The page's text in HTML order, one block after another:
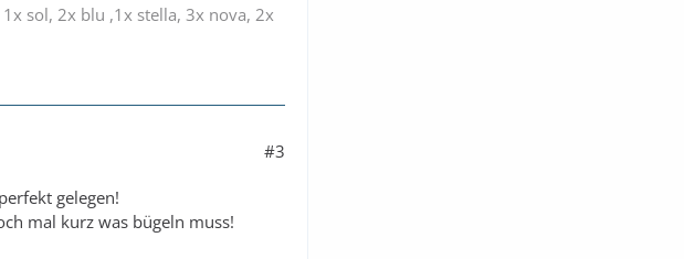
sol, 2x blu ,1x stella, 3x nova, 2x
#3
gelegen!
mal kurz was bügeln muss!